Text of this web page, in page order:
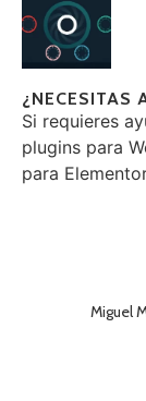
¿NECESITAS
Si requieres
plugins para
para
Miguel